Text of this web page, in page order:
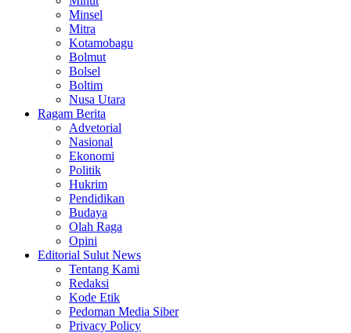
Minsel
Mitra
Kotamobagu
Bolmut
Bolsel
Boltim
Nusa Utara
Ragam Berita
Advetorial
Nasional
Ekonomi
Politik
Hukrim
Pendidikan
Budaya
Olah Raga
Opini
Editorial Sulut News
Tentang Kami
Redaksi
Kode Etik
Pedoman Media Siber
Privacy Policy